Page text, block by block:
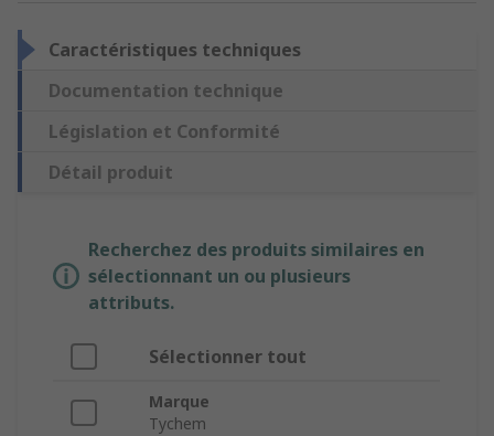
Caractéristiques techniques
Documentation technique
Législation et Conformité
Détail produit
Recherchez des produits similaires en
sélectionnant un ou plusieurs
attributs.
Sélectionner tout
Marque
Tychem